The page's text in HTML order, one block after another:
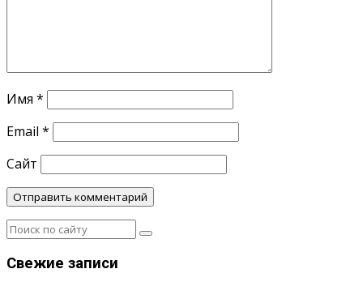
Имя *
Email *
Сайт
Свежие записи